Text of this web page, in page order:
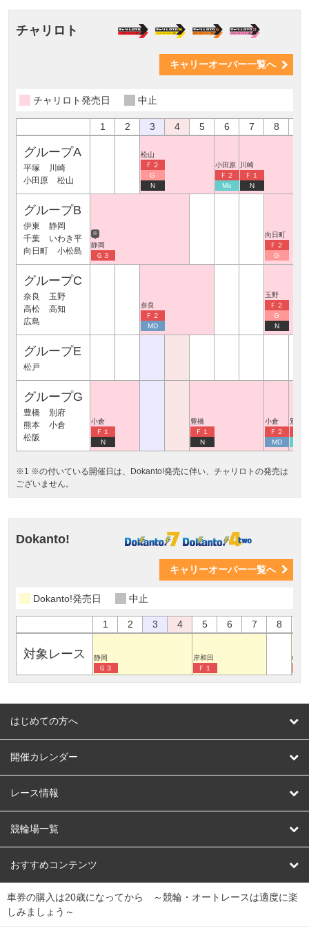
チャリロト
キャリーオーバー一覧へ
チャリロト発売日 中止
1 2 3 4 5 6 7 8
グループA
平塚
川崎
小田原
松山
松山
Ｆ２
G
N
小田原
Ｆ２
Mo
川崎
Ｆ１
N
グループB
伊東
静岡
千葉
いわき平
向日町
小松島
※
静岡
Ｇ３
向日町
Ｆ２
G
グループC
奈良
玉野
高松
高知
広島
奈良
Ｆ２
MD
玉野
Ｆ２
G
N
グループE
松戸
グループG
豊橋
別府
熊本
小倉
松阪
小倉
Ｆ１
N
豊橋
Ｆ１
N
小倉
Ｆ２
MD
別府
※1 ※の付いている開催日は、Dokanto!発売に伴い、チャリロトの発売は
ございません。
Dokanto!
キャリーオーバー一覧へ
Dokanto!発売日 中止
1 2 3 4 5 6 7 8
対象レース
静岡
Ｇ３
岸和田
Ｆ１
岐阜
はじめての方へ
はじめての方へ
開催カレンダー
競輪
オートレース
競輪くじ
Dokanto!
レース情報
レース予想
レース結果
キャリーオーバー一覧
競輪場一覧
北日本 函館競輪場
関
東
弥彦競輪場 前橋競輪場 取手競輪場 宇都宮競輪場
おすすめコンテンツ
競輪選手情報
車券の購入は20歳になってから ～競輪・オートレースは適度に楽
しみましょう～